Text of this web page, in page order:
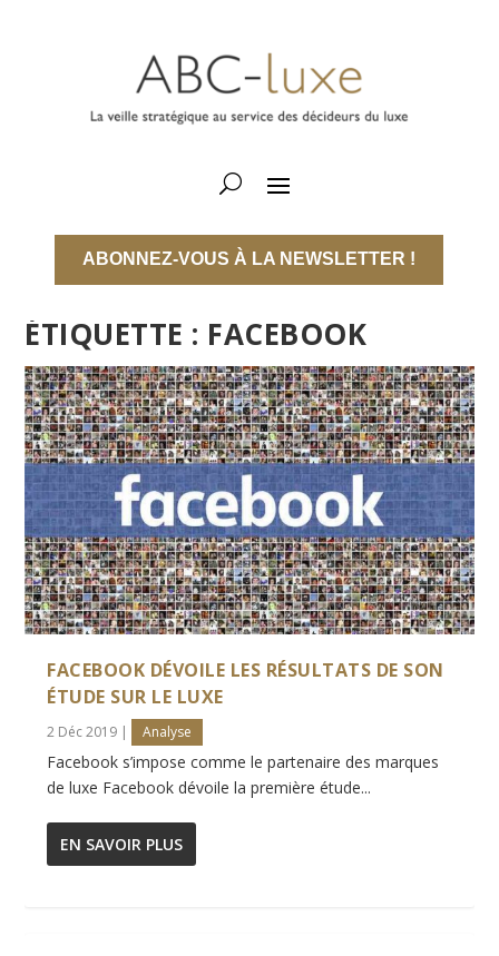
ABONNEZ-VOUS À LA NEWSLETTER !
ÉTIQUETTE : FACEBOOK
FACEBOOK DÉVOILE LES RÉSULTATS DE SON
ÉTUDE SUR LE LUXE
2 Déc 2019 | Analyse
Facebook s’impose comme le partenaire des marques
de luxe Facebook dévoile la première étude...
EN SAVOIR PLUS